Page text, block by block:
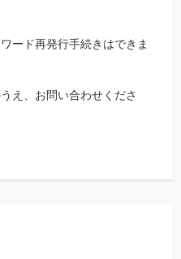
ード再発行手続きはできま
え、お問い合わせくださ